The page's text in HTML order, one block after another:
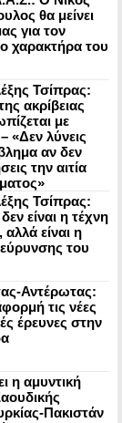
θα μείνει
για τον
χαρακτήρα του
Τσίπρας:
ακρίβειας
με
«Δεν λύνεις
αν δεν
την αιτία
Τσίπρας:
είναι η τέχνη
είναι η
του
Αντέρωτας:
τις νέες
έρευνες στην
η αμυντική
Πακιστάν